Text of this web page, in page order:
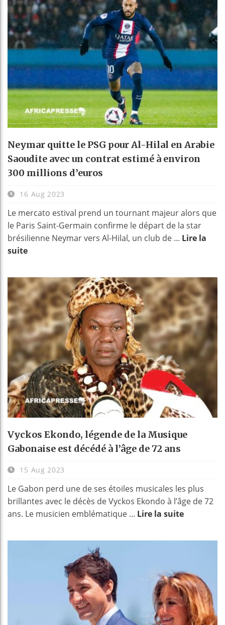
Neymar quitte le PSG pour Al-Hilal en Arabie
Saoudite avec un contrat estimé à environ
300 millions d’euros
16 Aug 2023
Le mercato estival prend un tournant majeur alors que
le Paris Saint-Germain confirme le départ de la star
brésilienne Neymar vers Al-Hilal, un club de ... Lire la
suite
Vyckos Ekondo, légende de la Musique
Gabonaise est décédé à l’âge de 72 ans
15 Aug 2023
Le Gabon perd une de ses étoiles musicales les plus
brillantes avec le décès de Vyckos Ekondo à l’âge de 72
ans. Le musicien emblématique ... Lire la suite